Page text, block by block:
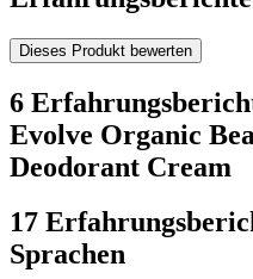
Dieses Produkt bewerten
6
Evolve Organic
Deodorant Cream
17
Sprachen